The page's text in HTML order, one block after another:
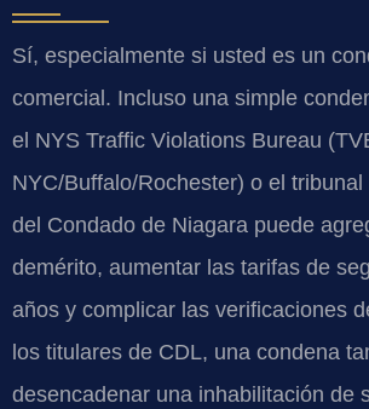
Sí, especialmente si usted es un
comercial. Incluso una simple
el NYS Traffic Violations Bureau
NYC/Buffalo/Rochester) o el
del Condado de Niagara puede
demérito, aumentar las tarifas de
años y complicar las verificaciones
los titulares de CDL, una condena
desencadenar una inhabilitación de